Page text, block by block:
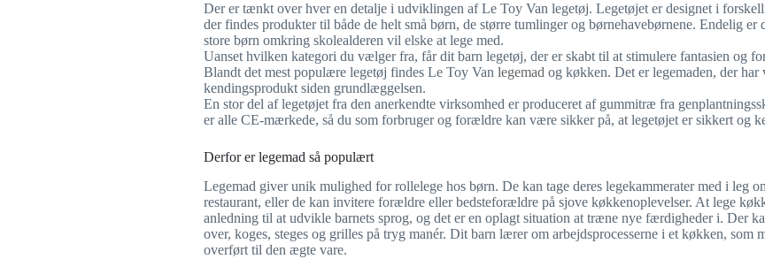
Der er tænkt over hver en detalje i udviklingen af Le Toy Van legetøj. Legetøjet er designet i
der findes produkter til både de helt små børn, de større tumlinger og børnehavebørnene. Endelig er
store børn omkring skolealderen vil elske at lege med.
Uanset hvilken kategori du vælger fra, får dit barn legetøj, der er skabt til at stimulere fantasien og
Blandt det mest populære legetøj findes Le Toy Van legemad og køkken. Det er legemaden, der har
kendingsprodukt siden grundlæggelsen.
En stor del af legetøjet fra den anerkendte virksomhed er produceret af gummitræ fra
er alle CE-mærkede, så du som forbruger og forældre kan være sikker på, at legetøjet er sikkert og
Derfor er legemad så populært
Legemad giver unik mulighed for rollelege hos børn. De kan tage deres legekammerater med i leg
restaurant, eller de kan invitere forældre eller bedsteforældre på sjove køkkenoplevelser. At lege
anledning til at udvikle barnets sprog, og det er en oplagt situation at træne nye færdigheder i. Der
over, koges, steges og grilles på tryg manér. Dit barn lærer om arbejdsprocesserne i et køkken, som
overført til den ægte vare.